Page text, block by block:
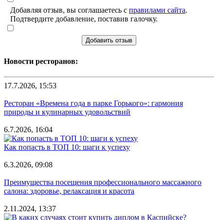
Добавляя отзыв, вы соглашаетесь с правилами сайта.
Подтвердите добавление, поставив галочку.
Добавить отзыв
Новости ресторанов:
17.7.2026, 15:53
Ресторан «Времена года в парке Горького»: гармония
природы и кулинарных удовольствий
6.7.2026, 16:04
Как попасть в ТОП 10: шаги к успеху
6.3.2026, 09:08
Преимущества посещения профессионального массажного
салона: здоровье, релаксация и красота
2.11.2024, 13:37